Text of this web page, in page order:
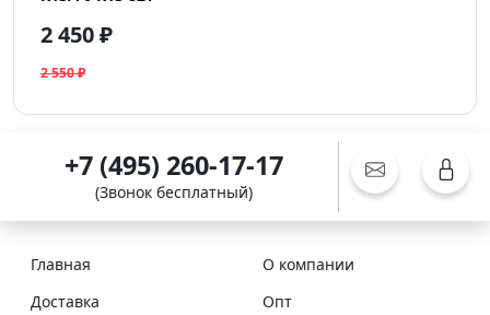
2 450 ₽
2 550 ₽
+7 (495) 260-17-17
(Звонок бесплатный)
Главная
О компании
Доставка
Опт